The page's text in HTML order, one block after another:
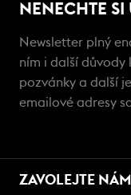
NENECHTE SI
Newsletter plný
ním i další důvody
pozvánky a další
emailové adresy
ZAVOLEJTE NÁM